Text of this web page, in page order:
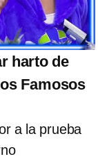
harto de
Famosos
a la prueba